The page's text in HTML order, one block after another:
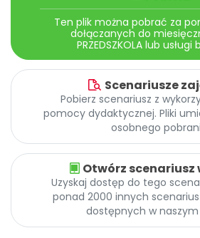
Ten plik można pobrać za
dołączanych do
PRZEDSZKOLA lub usługi
Scenariusze
Pobierz scenariusz z
pomocy dydaktycznej. Pliki
osobnego
Otwórz scenariusz
Uzyskaj dostęp do tego
ponad 2000 innych
dostępnych w naszym